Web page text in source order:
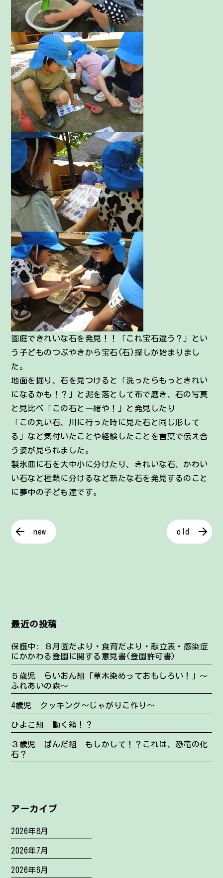
園庭できれいな石を発見！！「これ宝石違う？」とい
う子どものつぶやきから宝石(石)探しが始まりまし
た。
地面を掘り、石を見つけると「洗ったらもっときれい
になるかも！？」と泥を落として布で磨き、石の写真
と見比べ「この石と一緒や！」と発見したり
「この丸い石、川に行った時に見た石と同じ形して
る」など気付いたことや経験したことを言葉で伝え合
う姿が見られました。
製氷皿に石を大中小に分けたり、きれいな石、かわい
い石など種類に分けるなど新たな石を発見するのこと
に夢中の子ども達です。
new old
最近の投稿
保護中: ８月園だより・食育だより・献立表・感染症
にかかわる登園に関する意見書(登園許可書)
５歳児 らいおん組「草木染めっておもしろい！」～
ふれあいの森～
4歳児 クッキング～じゃがりこ作り～
ひよこ組 動く箱！？
３歳児 ぱんだ組 もしかして！？これは、恐竜の化
石？
アーカイブ
2026年8月
2026年7月
2026年6月